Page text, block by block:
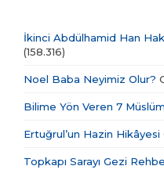
İkinci Abdülhamid Han
(158.316)
Noel Baba Neyimiz Olur?
Bilime Yön Veren 7
Ertuğrul’un Hazin Hikâyesi
Topkapı Sarayı Gezi